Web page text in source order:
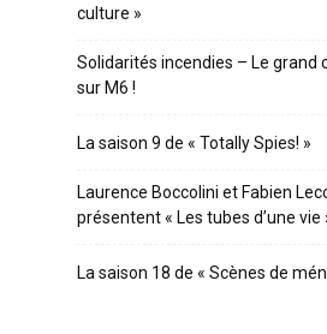
culture »
Solidarités incendies – Le grand
sur M6 !
La saison 9 de « Totally Spies! »
Laurence Boccolini et Fabien
présentent « Les tubes d’une vie
La saison 18 de « Scènes de